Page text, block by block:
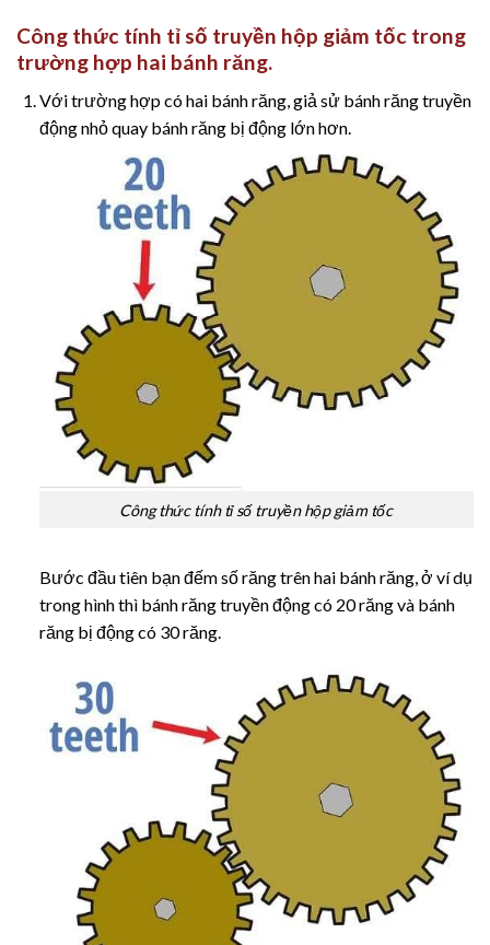
Công thức tính tỉ số truyền hộp giảm tốc trong
trường hợp hai bánh răng.
Với trường hợp có hai bánh răng, giả sử bánh răng truyền
động nhỏ quay bánh răng bị động lớn hơn.
Công thức tính tỉ số truyền hộp giảm tốc
Bước đầu tiên bạn đếm số răng trên hai bánh răng, ở ví dụ
trong hình thì bánh răng truyền động có 20 răng và bánh
răng bị động có 30 răng.